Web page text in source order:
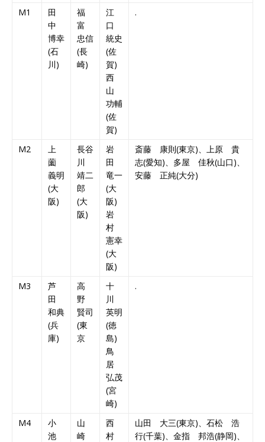
M1
田
中
博幸
(石
川)
福
富
忠信
(長
崎)
江
口
統史
(佐
賀)
西
山
功輔
(佐
賀)
.
M2
上
薗
義明
(大
阪)
長谷
川
靖二
郎
(大
阪)
岩
田
竜一
(大
阪)
岩
村
憲幸
(大
阪)
斎藤 康則(東京)、上原 貴
志(愛知)、多屋 佳秋(山口)、
安藤 正純(大分)
M3
芦
田
和典
(兵
庫)
高
野
賢司
(東
京
十
川
英明
(徳
島)
鳥
居
弘茂
(宮
崎)
.
M4
小
池
山
崎
西
村
山田 大三(東京)、石松 浩
行(千葉)、金指 邦浩(静岡)、